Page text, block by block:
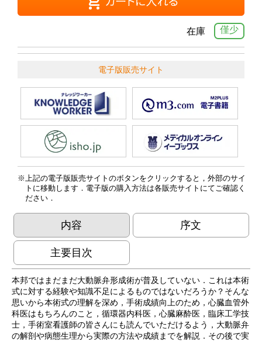
僅少
在庫
電子版販売サイト
上記の電子版販売サイトのボタンをクリックすると，外部のサイ
トに移動します．電子版の購入方法は各販売サイトにてご確認く
ださい．
内容 序文
主要目次
本邦ではまだまだ大動脈弁形成術が普及していない．これは本術
式に対する経験や知識不足によるものではないだろうか？そんな
思いから本術式の理解を深め，手術成績向上のため，心臓血管外
科医はもちろんのこと，循環器内科医，心臓麻酔医，臨床工学技
士，手術室看護師の皆さんにも読んでいただけるよう，大動脈弁
の解剖や病態生理から実際の方法や成績までを解説．その後で実